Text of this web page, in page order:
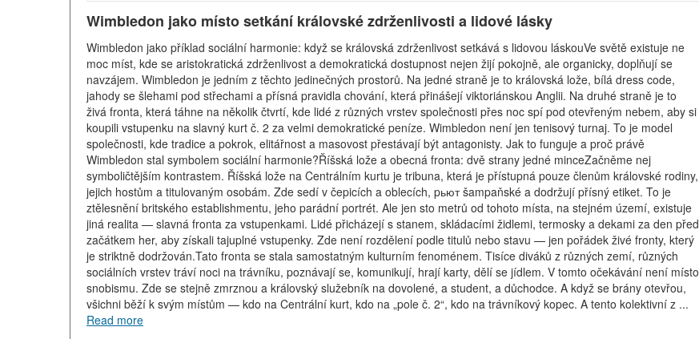
Wimbledon jako místo setkání královské zdrženlivosti a lidové lásky
Wimbledon jako příklad sociální harmonie: když se královská zdrženlivost setkává s lidovou láskouVe světě existuje ne
moc míst, kde se aristokratická zdrženlivost a demokratická dostupnost nejen žijí pokojně, ale organicky, doplňují se
navzájem. Wimbledon je jedním z těchto jedinečných prostorů. Na jedné straně je to královská lože, bílá dress code,
jahody se šlehami pod střechami a přísná pravidla chování, která přinášejí viktoriánskou Anglii. Na druhé straně je to
živá fronta, která táhne na několik čtvrtí, kde lidé z různých vrstev společnosti přes noc spí pod otevřeným nebem, aby si
koupili vstupenku na slavný kurt č. 2 za velmi demokratické peníze. Wimbledon není jen tenisový turnaj. To je model
společnosti, kde tradice a pokrok, elitářnost a masovost přestávají být antagonisty. Jak to funguje a proč právě
Wimbledon stal symbolem sociální harmonie?Říšská lože a obecná fronta: dvě strany jedné minceZačněme nej
symboličtějším kontrastem. Říšská lože na Centrálním kurtu je tribuna, která je přístupná pouze členům královské rodiny,
jejich hostům a titulovaným osobám. Zde sedí v čepicích a oblecích, pьют šampaňské a dodržují přísný etiket. To je
ztělesnění britského establishmentu, jeho parádní portrét. Ale jen sto metrů od tohoto místa, na stejném území, existuje
jiná realita — slavná fronta za vstupenkami. Lidé přicházejí s stanem, skládacími židlemi, termosky a dekami za den před
začátkem her, aby získali tajuplné vstupenky. Zde není rozdělení podle titulů nebo stavu — jen pořádek živé fronty, který
je striktně dodržován.Tato fronta se stala samostatným kulturním fenoménem. Tisíce diváků z různých zemí, různých
sociálních vrstev tráví noci na trávníku, poznávají se, komunikují, hrají karty, dělí se jídlem. V tomto očekávání není místo
snobismu. Zde se stejně zmrznou a královský služebník na dovolené, a student, a důchodce. A když se brány otevřou,
všichni běží k svým místům — kdo na Centrální kurt, kdo na „pole č. 2“, kdo na trávníkový kopec. A tento kolektivní z ...
Read more